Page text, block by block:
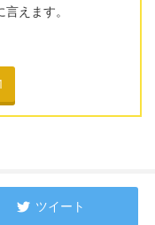
えます。
ツイート